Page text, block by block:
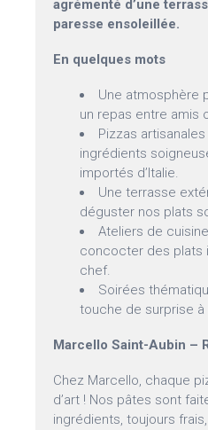
agrémenté d’une
paresse ensoleillée.
En quelques mots
Une atmosphère
un repas entre amis
Pizzas
ingrédients
importés d’Italie.
Une terrasse
déguster nos plats
Ateliers de
concocter des plats
chef.
Soirées
touche de surprise à
Marcello Saint-Aubin –
Chez Marcello, chaque
d’art ! Nos pâtes sont
ingrédients, toujours